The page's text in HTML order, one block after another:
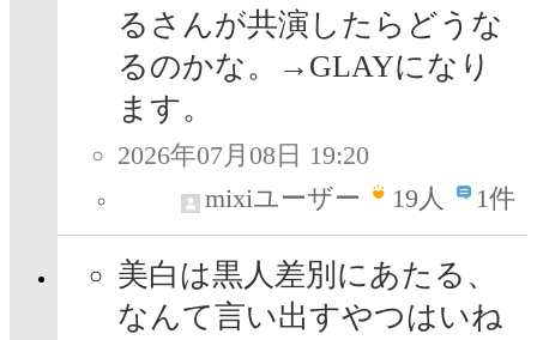
るさんが共演したらどうな
るのかな。→GLAYになり
ます。
2026年07月08日 19:20
mixiユーザー
19人 1件
美白は黒人差別にあたる、
なんて言い出すやつはいね